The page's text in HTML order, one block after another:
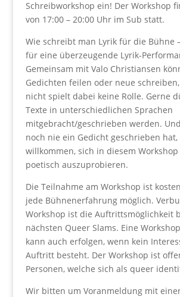
Schreibworkshop ein! Der Workshop
von 17:00 – 20:00 Uhr im Sub statt.
Wie schreibt man Lyrik für die Bühne
für eine überzeugende Lyrik-
Gemeinsam mit Valo Christiansen
Gedichten feilen oder neue
nicht spielt dabei keine Rolle. Gerne
Texte in unterschiedlichen Sprachen
mitgebracht/geschrieben werden.
noch nie ein Gedicht geschrieben
willkommen, sich in diesem
poetisch auszuprobieren.
Die Teilnahme am Workshop ist
jede Bühnenerfahrung möglich.
Workshop ist die Auftrittsmöglichkeit
nächsten Queer Slams. Eine
kann auch erfolgen, wenn kein
Auftritt besteht. Der Workshop ist
Personen, welche sich als queer
Wir bitten um Voranmeldung mit